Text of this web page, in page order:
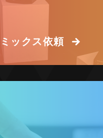
ミックス依頼